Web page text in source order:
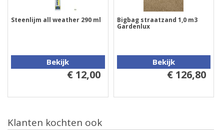
Steenlijm all weather 290 ml
Bekijk
€ 12,00
Bigbag straatzand 1,0 m3
Gardenlux
Bekijk
€ 126,80
Klanten kochten ook